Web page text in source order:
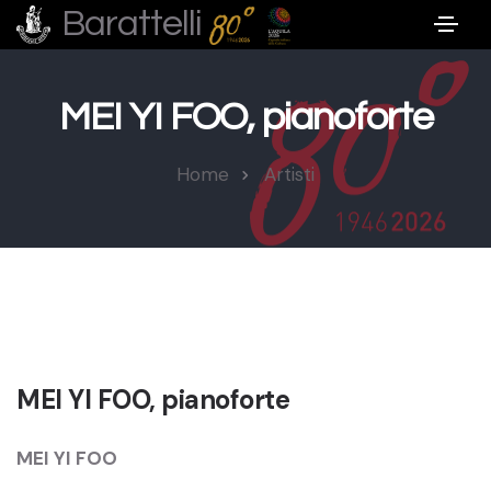
Barattelli
MEI YI FOO, pianoforte
Home Artisti
MEI YI FOO, pianoforte
MEI YI FOO